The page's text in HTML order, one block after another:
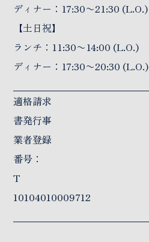
ディナー：17:30〜21:30 (L.O.)
【土日祝】
ランチ：11:30〜14:00 (L.O.)
ディナー：17:30〜20:30 (L.O.)
適格請求
書発行事
業者登録
番号：
T
10104010009712